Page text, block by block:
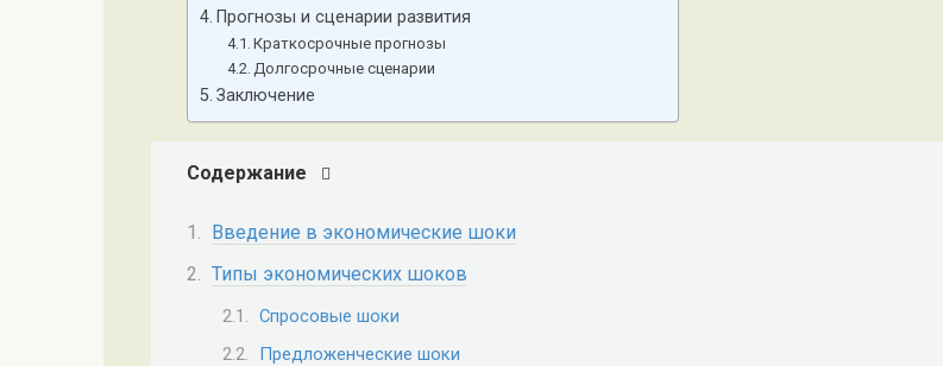
Прогнозы и сценарии развития
Краткосрочные прогнозы
Долгосрочные сценарии
Заключение
Содержание
Введение в экономические шоки
Типы экономических шоков
Спросовые шоки
Предложенческие шоки